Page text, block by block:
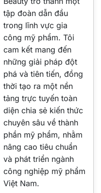
tập đoàn dẫn đầu
trong lĩnh vực gia
công mỹ phẩm. Tôi
cam kết mang đến
những giải pháp đột
phá và tiên tiến, đồng
thời tạo ra một nền
tảng trực tuyến toàn
diện chia sẻ kiến thức
chuyên sâu về thành
phần mỹ phẩm, nhằm
nâng cao tiêu chuẩn
và phát triển ngành
công nghiệp mỹ phẩm
Việt Nam.